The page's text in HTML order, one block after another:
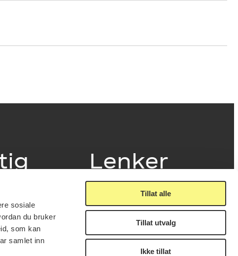
sosiale
du bruker
som kan
samlet inn
Tillat alle
Tillat utvalg
Ikke tillat
og fakturering
Lenker
Nyhetsbrev
Offentlig postjournal
Oppdragsportalen